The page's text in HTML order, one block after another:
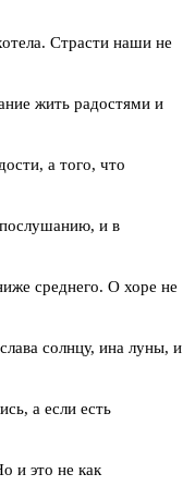
Страсти наши не
жить радостями и
а того, что
и в
среднего. О хоре не
солнцу, ина луны, и
а если есть
и это не как